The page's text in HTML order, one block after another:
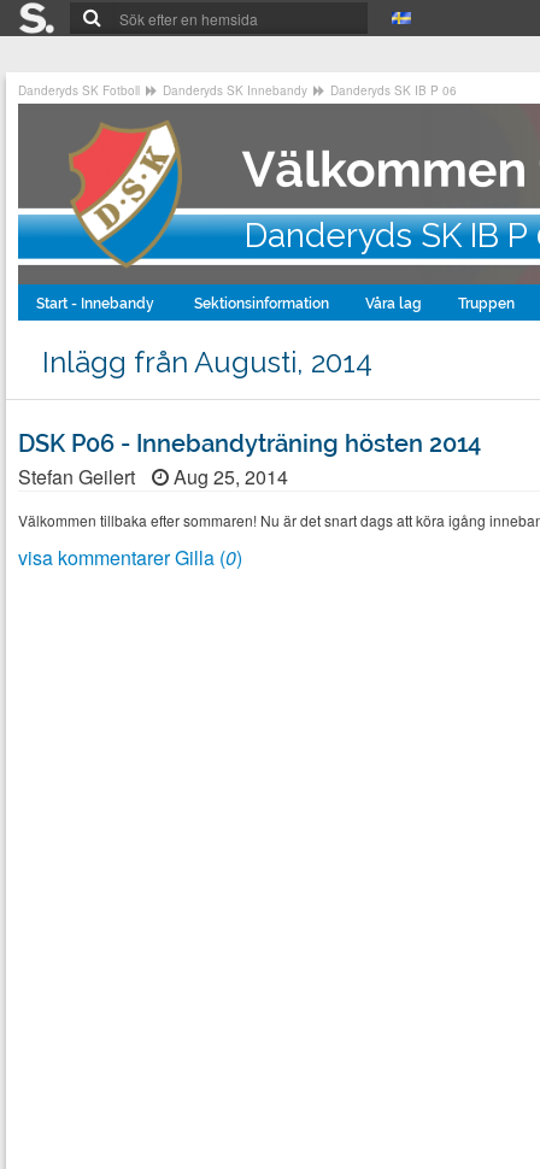
Danderyds SK Fotboll Danderyds SK Innebandy Danderyds SK IB P 06
Danderyds SK IB P
Start - Innebandy Sektionsinformation Våra lag Truppen
Inlägg från Augusti, 2014
DSK P06 - Innebandyträning hösten 2014
Stefan Geilert Aug 25, 2014
Välkommen tillbaka efter sommaren! Nu är det snart dags att köra igång
visa kommentarerGilla (0)